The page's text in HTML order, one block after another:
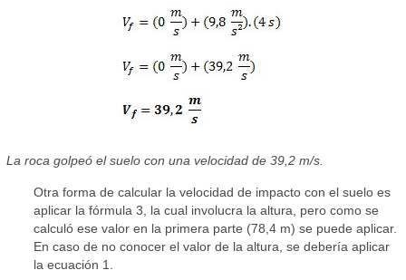
La roca golpeó el suelo con una velocidad de 39,2 m/s.
Otra forma de calcular la velocidad de impacto con el suelo es
aplicar la fórmula 3, la cual involucra la altura, pero como se
calculó ese valor en la primera parte (78,4 m) se puede aplicar.
En caso de no conocer el valor de la altura, se debería aplicar
la ecuación 1.